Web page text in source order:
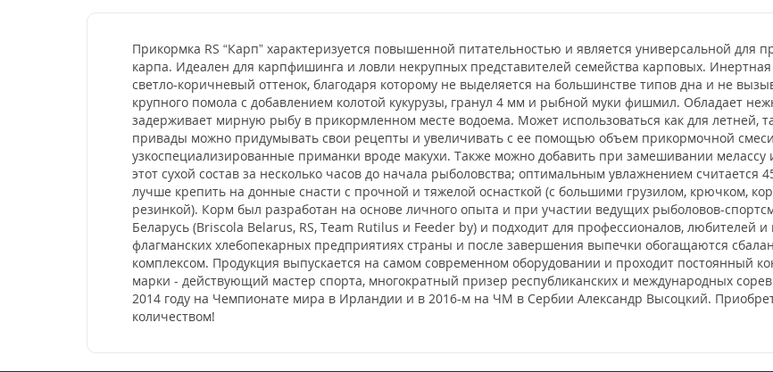
Прикормка RS “Карп” характеризуется повышенной питательностью и является универсальной для
карпа. Идеален для карпфишинга и ловли некрупных представителей семейства карповых.
светло-коричневый оттенок, благодаря которому не выделяется на большинстве типов дна и не
крупного помола с добавлением колотой кукурузы, гранул 4 мм и рыбной муки фишмил. Обладает
задерживает мирную рыбу в прикормленном месте водоема. Может использоваться как для летней,
привады можно придумывать свои рецепты и увеличивать с ее помощью объем прикормочной
узкоспециализированные приманки вроде макухи. Также можно добавить при замешивании мелассу
этот сухой состав за несколько часов до начала рыболовства; оптимальным увлажнением
лучше крепить на донные снасти с прочной и тяжелой оснасткой (с большими грузилом, крючком,
резинкой). Корм был разработан на основе личного опыта и при участии ведущих рыболовов-
Беларусь (Briscola Belarus, RS, Team Rutilus и Feeder by) и подходит для профессионалов, любителей
флагманских хлебопекарных предприятиях страны и после завершения выпечки обогащаются
комплексом. Продукция выпускается на самом современном оборудовании и проходит постоянный
марки - действующий мастер спорта, многократный призер республиканских и международных
2014 году на Чемпионате мира в Ирландии и в 2016-м на ЧМ в Сербии Александр Высоцкий.
количеством!